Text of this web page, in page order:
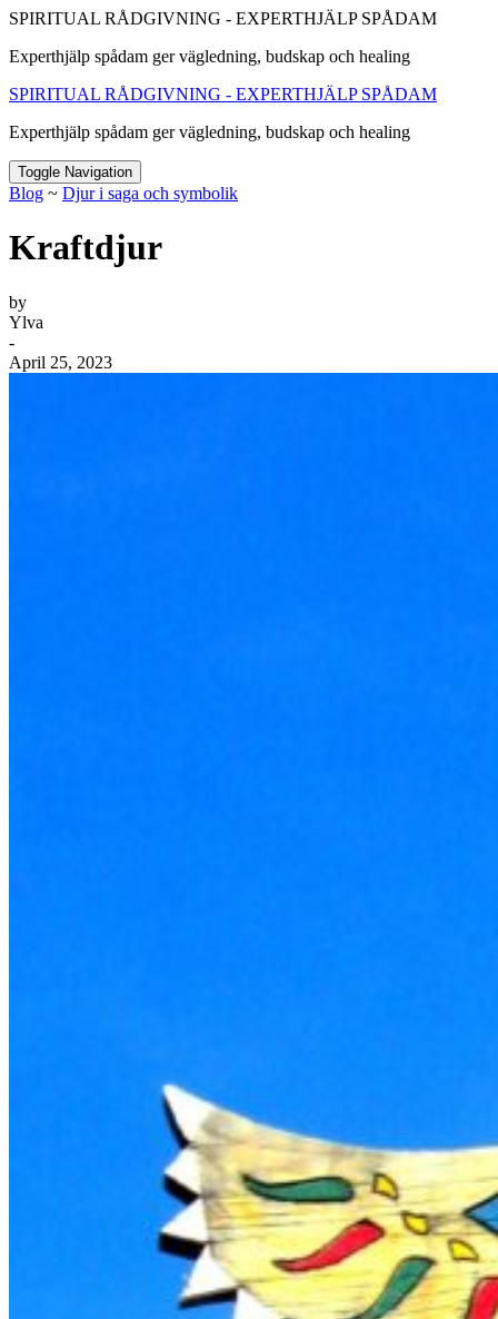
SPIRITUAL RÅDGIVNING - EXPERTHJÄLP SPÅDAM
Experthjälp spådam ger vägledning, budskap och healing
SPIRITUAL RÅDGIVNING - EXPERTHJÄLP SPÅDAM
Experthjälp spådam ger vägledning, budskap och healing
Toggle Navigation
Blog ~ Djur i saga och symbolik
Kraftdjur
by
Ylva
-
April 25, 2023